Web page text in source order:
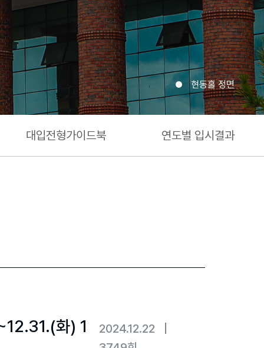
현동홀 정면
대입전형가이드북 연도별 입시결과
화) 1
2024.12.22 |